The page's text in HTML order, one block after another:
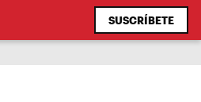
SUSCRÍBETE